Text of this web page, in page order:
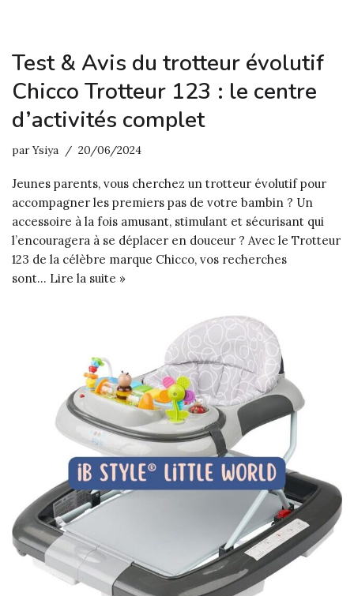
Test & Avis du trotteur évolutif
Chicco Trotteur 123 : le centre
d’activités complet
parYsiya 20/06/2024
Jeunes parents, vous cherchez un trotteur évolutif pour
accompagner les premiers pas de votre bambin ? Un
accessoire à la fois amusant, stimulant et sécurisant qui
l’encouragera à se déplacer en douceur ? Avec le Trotteur
123 de la célèbre marque Chicco, vos recherches
sont… Lire la suite »